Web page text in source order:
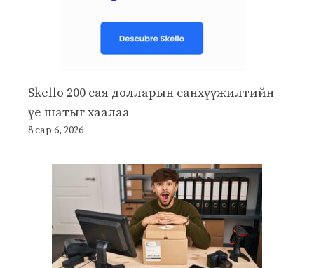
Skello 200 сая долларын санхүүжилтийн
үе шатыг хаалаа
8 сар 6, 2026